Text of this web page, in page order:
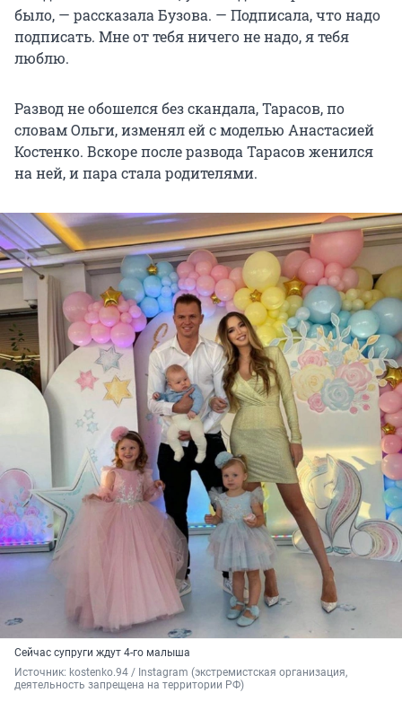
было, — рассказала Бузова. — Подписала, что надо
подписать. Мне от тебя ничего не надо, я тебя
люблю.
Развод не обошелся без скандала, Тарасов, по
словам Ольги, изменял ей с моделью Анастасией
Костенко. Вскоре после развода Тарасов женился
на ней, и пара стала родителями.
Сейчас супруги ждут 4-го малыша
Источник: kostenko.94 / Instagram (экстремистская организация,
деятельность запрещена на территории РФ)